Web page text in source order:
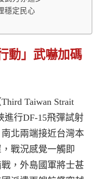
穩定民心
動」武嚇加碼
Taiwan Strait
進行DF-15飛彈試射
北兩端接近台灣本
戰況感覺一觸即
，外島國軍將士甚